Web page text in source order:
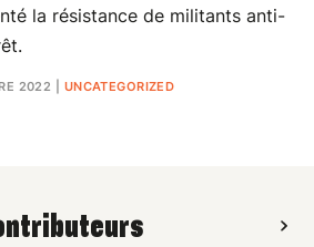
la résistance de militants anti-
2022 UNCATEGORIZED